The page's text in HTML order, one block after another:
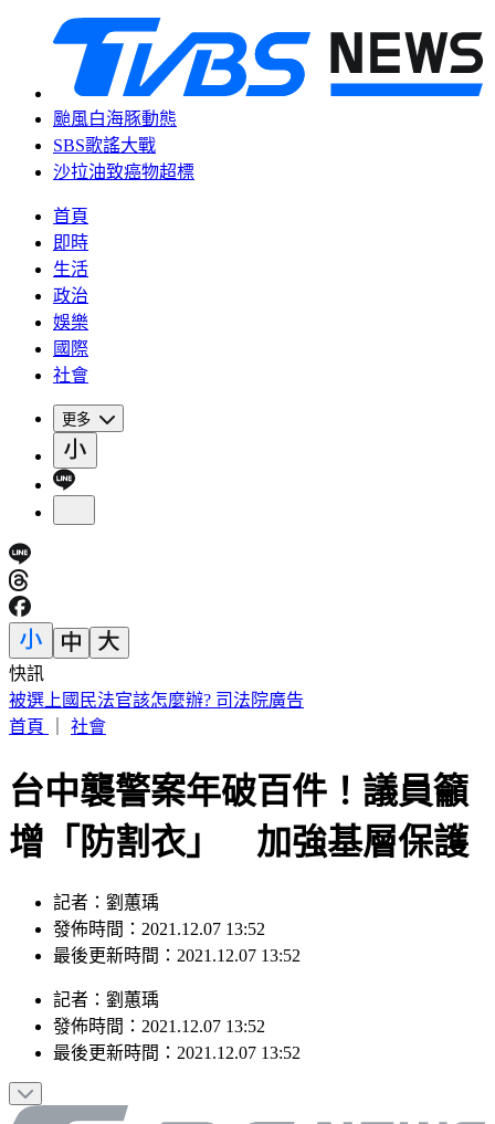
颱風白海豚動態
SBS歌謠大戰
沙拉油致癌物超標
首頁
即時
生活
政治
娛樂
國際
社會
更多
快訊
桃園85歲嬤遭「鐵拐狂砸」亡！老伴自首殺人 兒媳返家驚見
慘狀
台中襲警案年破百件！議員籲
增「防割衣」 加強基層保護
記者：劉蕙瑀
發佈時間：2021.12.07 13:52
記者：劉蕙瑀
發佈時間：2021.12.07 13:52